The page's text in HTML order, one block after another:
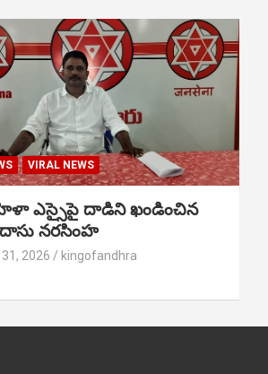
VIRAL NEWS
ఎస్సైపై దాడిని ఖండించిన
నరసింహ
2026 kingofandhra